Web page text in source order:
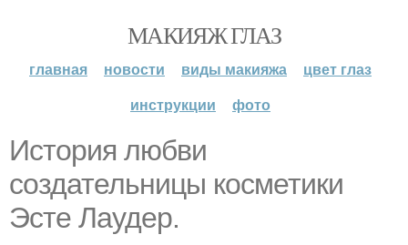
МАКИЯЖ ГЛАЗ
главная новости виды макияжа
цвет глаз
инструкции
фото
История любви
создательницы косметики
Эсте Лаудер.